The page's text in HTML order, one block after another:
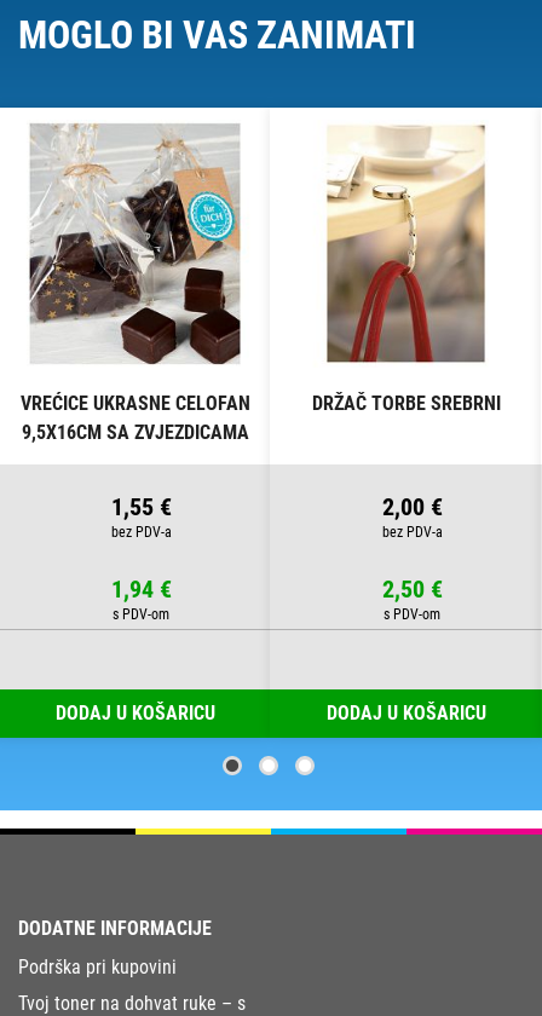
MOGLO BI VAS ZANIMATI
VREĆICE UKRASNE CELOFAN
9,5X16CM SA ZVJEZDICAMA
PK10 HEYDA 20-30892 50
1,55 €
1,94 €
DODAJ U KOŠARICU
DRŽAČ TORBE SREBRNI
2,00 €
2,50 €
DODAJ U KOŠARICU
DODATNE INFORMACIJE
Podrška pri kupovini
Tvoj toner na dohvat ruke – s